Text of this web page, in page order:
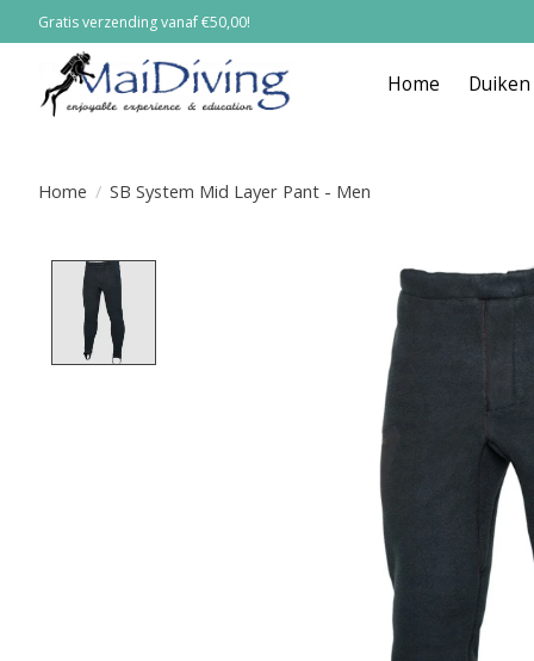
Gratis verzending vanaf €50,00!
Home Duiken
Home / SB System Mid Layer Pant - Men
Product image slideshow Items